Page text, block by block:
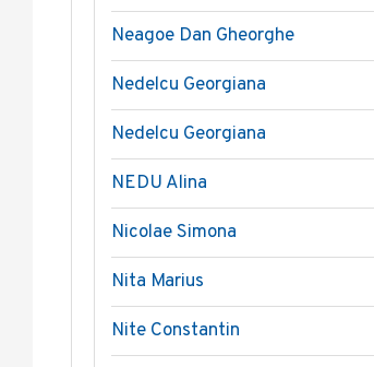
Neagoe Dan Gheorghe
Nedelcu Georgiana
Nedelcu Georgiana
NEDU Alina
Nicolae Simona
Nita Marius
Nite Constantin